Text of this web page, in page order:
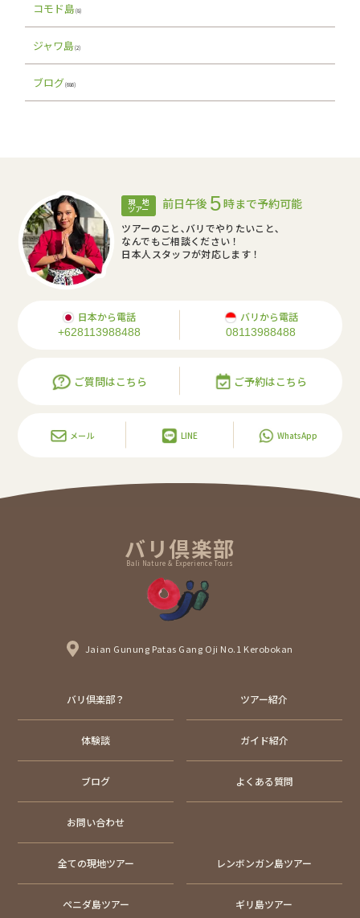
コモド島(8)
ジャワ島(2)
ブログ(686)
現 地
ツアー 前日午後 5時まで予約可能
ツアーのこと､バリでやりたいこと､
なんでもご相談ください！
日本人スタッフが対応します！
日本から電話
+628113988488
バリから電話
08113988488
ご質問はこちら ご予約はこちら
メール LINE WhatsApp
バリ倶楽部
Bali Nature & Experience Tours
Jaian Gunung Patas Gang Oji No.1 Kerobokan
バリ倶楽部？ ツアー紹介
体験談 ガイド紹介
ブログ よくある質問
お問い合わせ
全ての現地ツアー レンボンガン島ツアー
ペニダ島ツアー ギリ島ツアー